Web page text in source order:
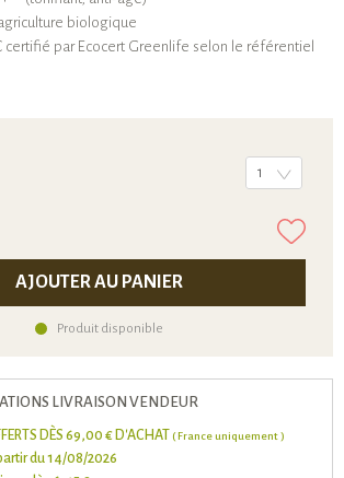
biologique
certifié par Ecocert Greenlife selon le référentiel
1
AJOUTER AU PANIER
Produit disponible
LIVRAISON VENDEUR
DÈS 69,00 € D'ACHAT ( France uniquement )
du 14/08/2026